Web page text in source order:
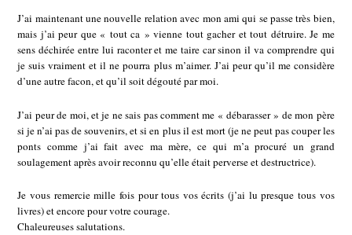
J’ai maintenant une nouvelle relation avec mon ami qui se passe très bien,
mais j’ai peur que « tout ca » vienne tout gacher et tout détruire. Je me
sens déchirée entre lui raconter et me taire car sinon il va comprendre qui
je suis vraiment et il ne pourra plus m’aimer. J’ai peur qu’il me considère
d’une autre facon, et qu’il soit dégouté par moi.
J’ai peur de moi, et je ne sais pas comment me « débarasser » de mon père
si je n’ai pas de souvenirs, et si en plus il est mort (je ne peut pas couper les
ponts comme j’ai fait avec ma mère, ce qui m’a procuré un grand
soulagement après avoir reconnu qu’elle était perverse et destructrice).
Je vous remercie mille fois pour tous vos écrits (j’ai lu presque tous vos
livres) et encore pour votre courage.
Chaleureuses salutations.